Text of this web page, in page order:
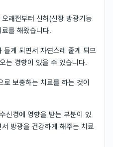
래전부터 신허(신장 방광기능
를 해왔습니다.
들게 되면서 자연스레 줄게 되므
는 경향이 있을 수 있습니다.
로 보충하는 치료를 하는 것이
신경에 영향을 받는 부분이 있
방광을 건강하게 해주는 치료